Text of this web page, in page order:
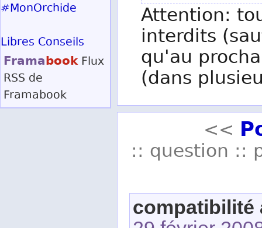
Attention:
interdits
qu'au
(dans
<<
:: question ::
compatibilité
#MonOrchide
Libres Conseils
Framabook Flux
RSS de
Framabook